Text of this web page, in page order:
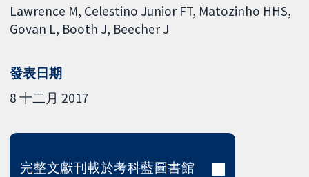
Lawrence M Celestino Junior FT Matozinho HHS
Govan L Booth J Beecher J
發表日期
8 十二月 2017
完整文獻刊載於考科藍圖書館